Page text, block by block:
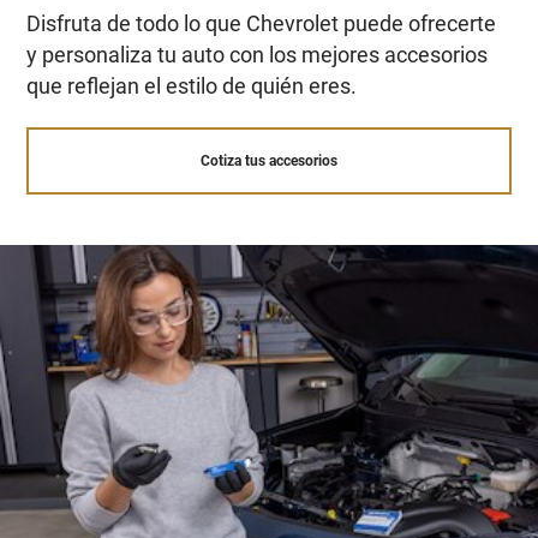
Disfruta de todo lo que Chevrolet puede ofrecerte
y personaliza tu auto con los mejores accesorios
que reflejan el estilo de quién eres.
Cotiza tus accesorios